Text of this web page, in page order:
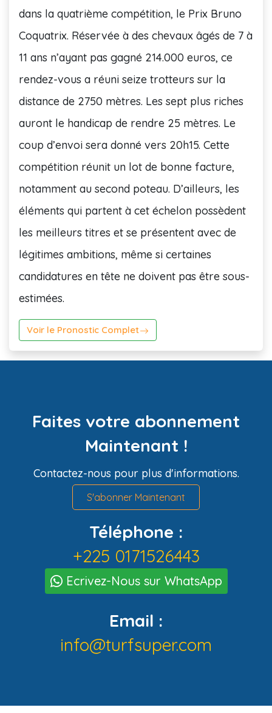
dans la quatrième compétition, le Prix Bruno
Coquatrix. Réservée à des chevaux âgés de 7 à
11 ans n’ayant pas gagné 214.000 euros, ce
rendez-vous a réuni seize trotteurs sur la
distance de 2750 mètres. Les sept plus riches
auront le handicap de rendre 25 mètres. Le
coup d’envoi sera donné vers 20h15. Cette
compétition réunit un lot de bonne facture,
notamment au second poteau. D’ailleurs, les
éléments qui partent à cet échelon possèdent
les meilleurs titres et se présentent avec de
légitimes ambitions, même si certaines
candidatures en tête ne doivent pas être sous-
estimées.
Voir le Pronostic Complet
Faites votre abonnement
Maintenant !
Contactez-nous pour plus d'informations.
S'abonner Maintenant
Téléphone :
+225 0171526443
Ecrivez-Nous sur WhatsApp
Email :
info@turfsuper.com